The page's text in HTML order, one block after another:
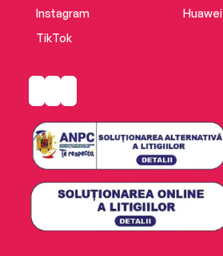
Instagram
TikTok
Huawei